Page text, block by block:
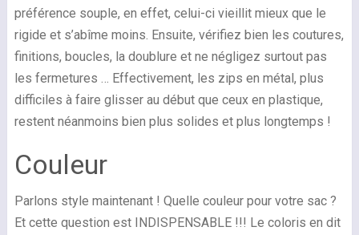
préférence souple, en effet, celui-ci vieillit mieux que le
rigide et s’abîme moins. Ensuite, vérifiez bien les coutures,
finitions, boucles, la doublure et ne négligez surtout pas
les fermetures … Effectivement, les zips en métal, plus
difficiles à faire glisser au début que ceux en plastique,
restent néanmoins bien plus solides et plus longtemps !
Couleur
Parlons style maintenant ! Quelle couleur pour votre sac ?
Et cette question est INDISPENSABLE !!! Le coloris en dit